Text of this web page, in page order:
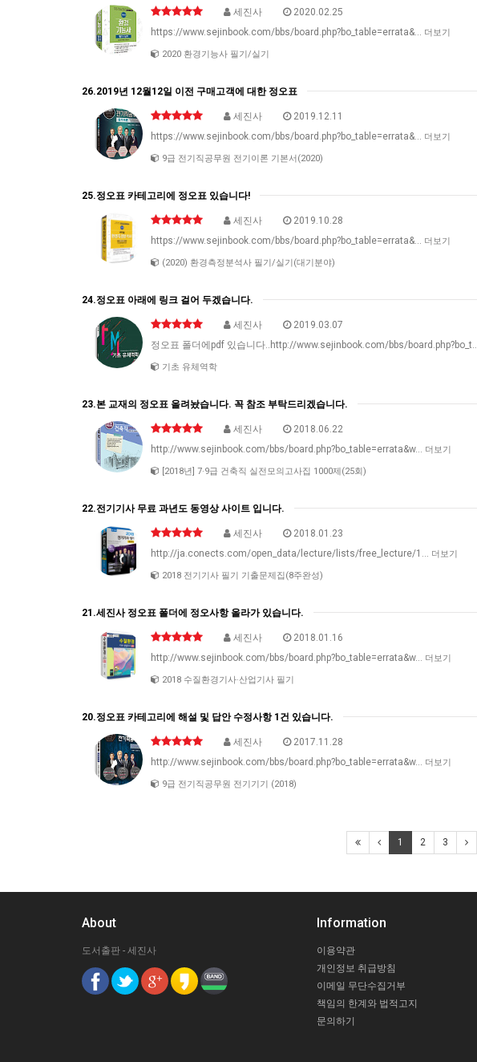
세진사
2020.02.25
https://www.sejinbook.com/bbs/board.php?bo_table=errata&…
더보기
2020 환경기능사 필기/실기
26.2019년 12월12일 이전 구매고객에 대한 정오표
세진사
2019.12.11
https://www.sejinbook.com/bbs/board.php?bo_table=errata&…
더보기
9급 전기직공무원 전기이론 기본서(2020)
25.정오표 카테고리에 정오표 있습니다!
세진사
2019.10.28
https://www.sejinbook.com/bbs/board.php?bo_table=errata&…
더보기
(2020) 환경측정분석사 필기/실기(대기분야)
24.정오표 아래에 링크 걸어 두겠습니다.
세진사
2019.03.07
정오표 폴더에pdf 있습니다..http://www.sejinbook.com/bbs/board.php?bo_t…
기초 유체역학
23.본 교재의 정오표 올려놨습니다. 꼭 참조 부탁드리겠습니다.
세진사
2018.06.22
http://www.sejinbook.com/bbs/board.php?bo_table=errata&w…
더보기
[2018년] 7·9급 건축직 실전모의고사집 1000제(25회)
22.전기기사 무료 과년도 동영상 사이트 입니다.
세진사
2018.01.23
http://ja.conects.com/open_data/lecture/lists/free_lecture/1…
더보기
2018 전기기사 필기 기출문제집(8주완성)
21.세진사 정오표 폴더에 정오사항 올라가 있습니다.
세진사
2018.01.16
http://www.sejinbook.com/bbs/board.php?bo_table=errata&w…
더보기
2018 수질환경기사·산업기사 필기
20.정오표 카테고리에 해설 및 답안 수정사항 1건 있습니다.
세진사
2017.11.28
http://www.sejinbook.com/bbs/board.php?bo_table=errata&w…
더보기
9급 전기직공무원 전기기기 (2018)
1 2 3
About
도서출판 - 세진사
Information
이용약관
개인정보 취급방침
이메일 무단수집거부
책임의 한계와 법적고지
문의하기